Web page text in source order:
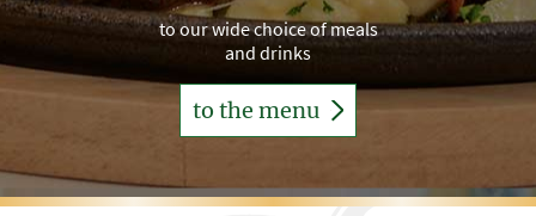
to our wide choice of meals
and drinks
to the menu